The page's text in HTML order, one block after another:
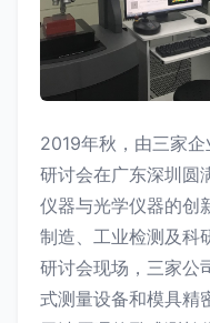
2019年秋，由三家
研讨会在广东深圳圆
仪器与光学仪器的创
制造、工业检测及科
研讨会现场，三家公
式测量设备和模具精